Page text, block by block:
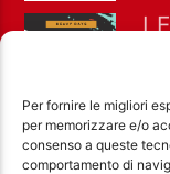
Per fornire le migliori
per memorizzare e/o
consenso a queste
comportamento di